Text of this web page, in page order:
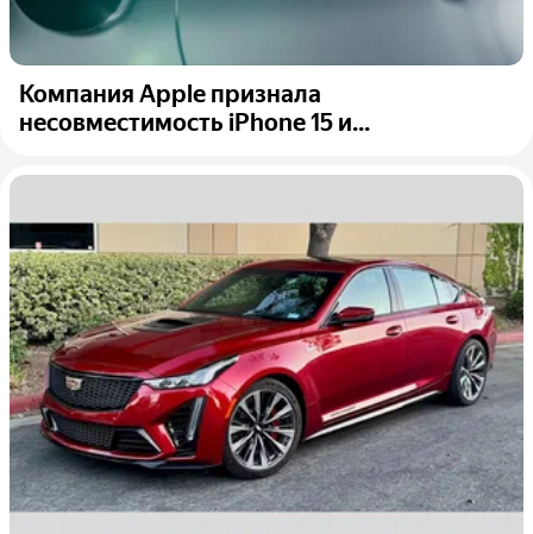
Компания Apple признала
несовместимость iPhone 15 и...